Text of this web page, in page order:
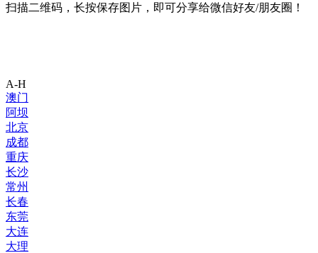
扫描二维码，长按保存图片，即可分享给微信好友/朋友圈！
A-H
澳门
阿坝
北京
成都
重庆
长沙
常州
长春
东莞
大连
大理